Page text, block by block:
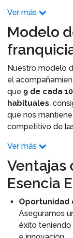
Ver más
Modelo
Nuestro modelo
el
que 9 de cada
habituales,
que nos
competitivo de
Ver más
Ventajas
Esencia
Oportunidad
Aseguramos
éxito